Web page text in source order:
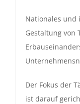
Nationales und
Gestaltung von
Der Fokus der
ist darauf